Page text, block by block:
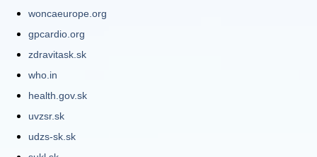
woncaeurope.org
gpcardio.org
zdravitask.sk
who.in
health.gov.sk
uvzsr.sk
udzs-sk.sk